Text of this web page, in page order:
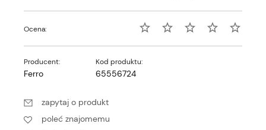
Ocena:
Producent:
Ferro
Kod produktu:
65556724
zapytaj o produkt
poleć znajomemu